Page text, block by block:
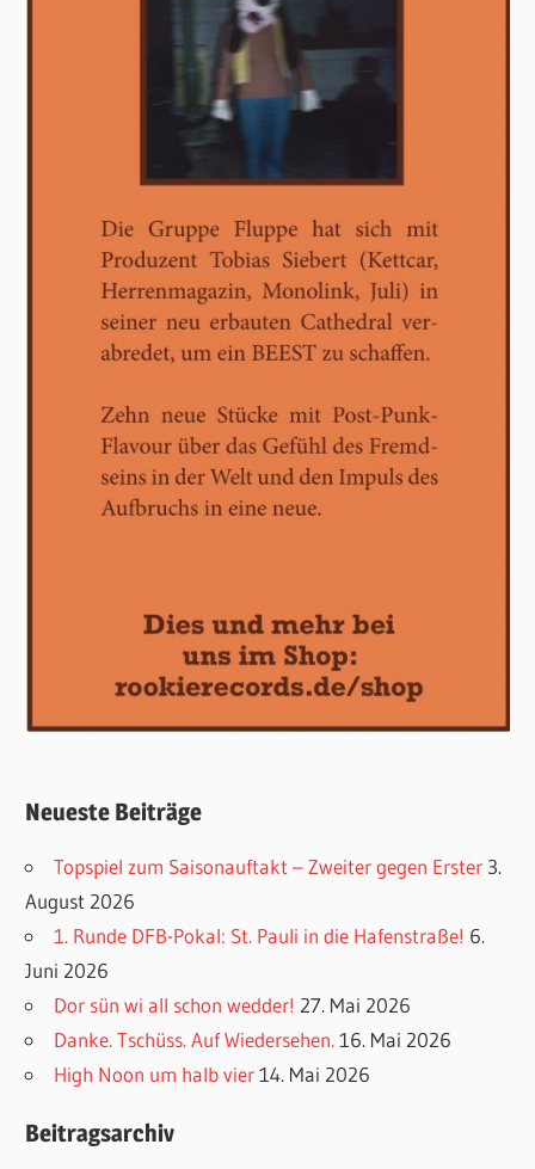
Neueste Beiträge
Topspiel zum Saisonauftakt – Zweiter gegen Erster 3.
August 2026
1. Runde DFB-Pokal: St. Pauli in die Hafenstraße! 6.
Juni 2026
Dor sün wi all schon wedder! 27. Mai 2026
Danke. Tschüss. Auf Wiedersehen. 16. Mai 2026
High Noon um halb vier 14. Mai 2026
Beitragsarchiv